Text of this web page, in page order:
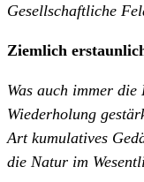
Gesellschaftliche
Ziemlich
Was auch immer
Wiederholung
Art kumulatives
die Natur im